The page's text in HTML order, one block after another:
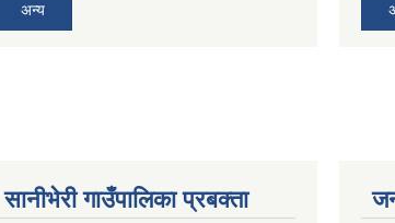
अन्य
सानीभेरी गाउँपालिका प्रबक्ता